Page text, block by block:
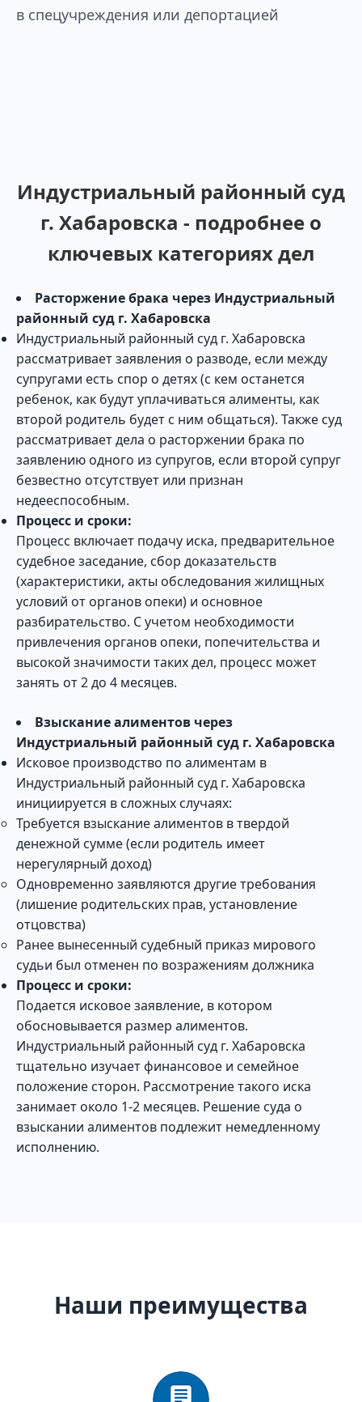
в спецучреждения или депортацией
Индустриальный районный суд
г. Хабаровска - подробнее о
ключевых категориях дел
Расторжение брака через Индустриальный
районный суд г. Хабаровска
Индустриальный районный суд г. Хабаровска
рассматривает заявления о разводе, если между
супругами есть спор о детях (с кем останется
ребенок, как будут уплачиваться алименты, как
второй родитель будет с ним общаться). Также суд
рассматривает дела о расторжении брака по
заявлению одного из супругов, если второй супруг
безвестно отсутствует или признан
недееспособным.
Процесс и сроки:
Процесс включает подачу иска, предварительное
судебное заседание, сбор доказательств
(характеристики, акты обследования жилищных
условий от органов опеки) и основное
разбирательство. С учетом необходимости
привлечения органов опеки, попечительства и
высокой значимости таких дел, процесс может
занять от 2 до 4 месяцев.
Взыскание алиментов через
Индустриальный районный суд г. Хабаровска
Исковое производство по алиментам в
Индустриальный районный суд г. Хабаровска
инициируется в сложных случаях:
Требуется взыскание алиментов в твердой
денежной сумме (если родитель имеет
нерегулярный доход)
Одновременно заявляются другие требования
(лишение родительских прав, установление
отцовства)
Ранее вынесенный судебный приказ мирового
судьи был отменен по возражениям должника
Процесс и сроки:
Подается исковое заявление, в котором
обосновывается размер алиментов.
Индустриальный районный суд г. Хабаровска
тщательно изучает финансовое и семейное
положение сторон. Рассмотрение такого иска
занимает около 1-2 месяцев. Решение суда о
взыскании алиментов подлежит немедленному
исполнению.
Наши преимущества